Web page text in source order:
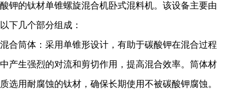
酸钾的钛材单锥螺旋混合机卧式混料机。该设备主要由
以下几个部分组成：
混合筒体：采用单锥形设计，有助于碳酸钾在混合过程
中产生强烈的对流和剪切作用，提高混合效率。筒体材
质选用耐腐蚀的钛材，确保长期使用不被碳酸钾腐蚀。